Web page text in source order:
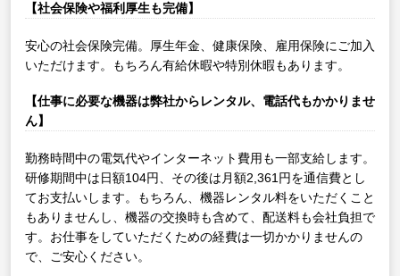
【社会保険や福利厚生も完備】
安心の社会保険完備。厚生年金、健康保険、雇用保険にご加入
いただけます。もちろん有給休暇や特別休暇もあります。
【仕事に必要な機器は弊社からレンタル、電話代もかかりませ
ん】
勤務時間中の電気代やインターネット費用も一部支給します。
研修期間中は日額104円、その後は月額2,361円を通信費とし
てお支払いします。もちろん、機器レンタル料をいただくこと
もありませんし、機器の交換時も含めて、配送料も会社負担で
す。お仕事をしていただくための経費は一切かかりませんの
で、ご安心ください。